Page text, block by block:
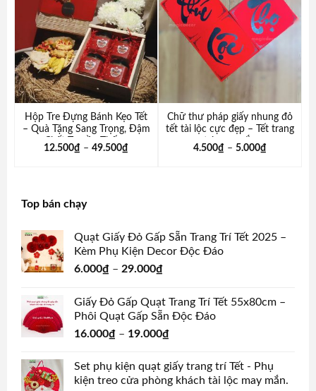
wishlist
Hộp Tre Đựng Bánh Kẹo Tết
– Quà Tặng Sang Trọng, Đậm
12.500₫ – 49.500₫
wishlist
Chữ thư pháp giấy nhung đỏ
tết tài lộc cực đẹp – Tết trang
4.500₫ – 5.000₫
Top bán chạy
Quạt Giấy Đỏ Gấp Sẵn Trang Trí Tết 2025 –
Kèm Phụ Kiện Decor Độc Đáo
6.000₫ – 29.000₫
Giấy Đỏ Gấp Quạt Trang Trí Tết 55x80cm –
Phôi Quạt Gấp Sẵn Độc Đáo
16.000₫ – 19.000₫
Set phụ kiện quạt giấy trang trí Tết - Phụ
kiện treo cửa phòng khách tài lộc may mắn.